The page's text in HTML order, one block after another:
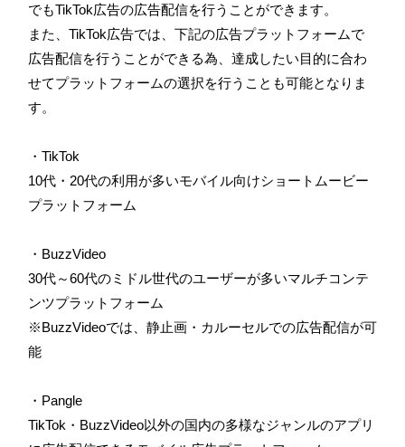
でもTikTok広告の広告配信を行うことができます。
また、TikTok広告では、下記の広告プラットフォームで
広告配信を行うことができる為、達成したい目的に合わ
せてプラットフォームの選択を行うことも可能となりま
す。
・ TikTok
10代・20代の利用が多いモバイル向けショートムービー
プラットフォーム
・BuzzVideo
30代～60代のミドル世代のユーザーが多いマルチコンテ
ンツプラットフォーム
※BuzzVideoでは、静止画・カルーセルでの広告配信が可
能
・ Pangle
TikTok・BuzzVideo以外の国内の多様なジャンルのアプリ